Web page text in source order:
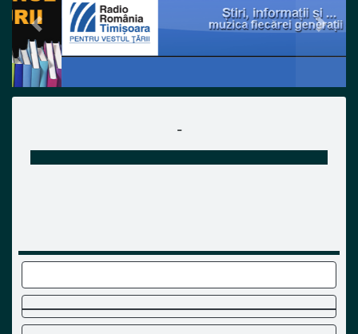
Previous Next
-